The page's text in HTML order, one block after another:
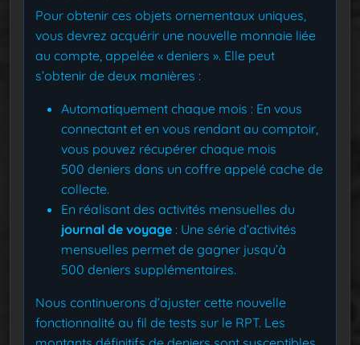
Pour obtenir ces objets ornementaux uniques,
vous devrez acquérir une nouvelle monnaie liée
au compte, appelée « deniers ». Elle peut
s’obtenir de deux manières :
Automatiquement chaque mois : En vous
connectant et en vous rendant au comptoir,
vous pouvez récupérer chaque mois
500 deniers dans un coffre appelé cache de
collecte.
En réalisant des activités mensuelles du
journal de voyage : Une série d’activités
mensuelles permet de gagner jusqu’à
500 deniers supplémentaires.
Nous continuerons d’ajuster cette nouvelle
fonctionnalité au fil de tests sur le RPT. Les